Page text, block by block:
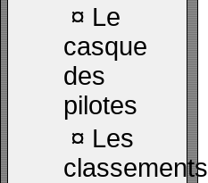
¤ Le
casque
des
pilotes
¤ Les
classements